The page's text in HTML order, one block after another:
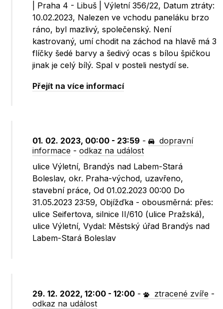
| Praha 4 - Libuš | Výletní 356/22, Datum ztráty:
10.02.2023, Nalezen ve vchodu paneláku brzo
ráno, byl mazlivý, společenský. Není
kastrovaný, umí chodit na záchod na hlavě má 3
flíčky šedé barvy a šedivý ocas s bílou špičkou
jinak je celý bílý. Spal v posteli nestydí se.
Přejít na více informací
01. 02. 2023, 00:00 - 23:59 -
dopravní
informace -odkaz na událost
ulice Výletní, Brandýs nad Labem-Stará
Boleslav, okr. Praha-východ, uzavřeno,
stavební práce, Od 01.02.2023 00:00 Do
31.05.2023 23:59, Objížďka - obousměrná: přes:
ulice Seifertova, silnice II/610 (ulice Pražská),
ulice Výletní, Vydal: Městský úřad Brandýs nad
Labem-Stará Boleslav
29. 12. 2022, 12:00 - 12:00 - ztracené zvíře -
odkaz na událost